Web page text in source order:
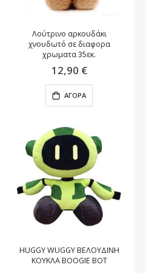
Λούτρινο αρκουδάκι
χνουδωτό σε διαφορα
χρωματα 35εκ.
12,90 €
ΑΓΟΡΆ
HUGGY WUGGY ΒΕΛΟΥΔΙΝΗ
ΚΟΥΚΛΑ BOOGIE BOT